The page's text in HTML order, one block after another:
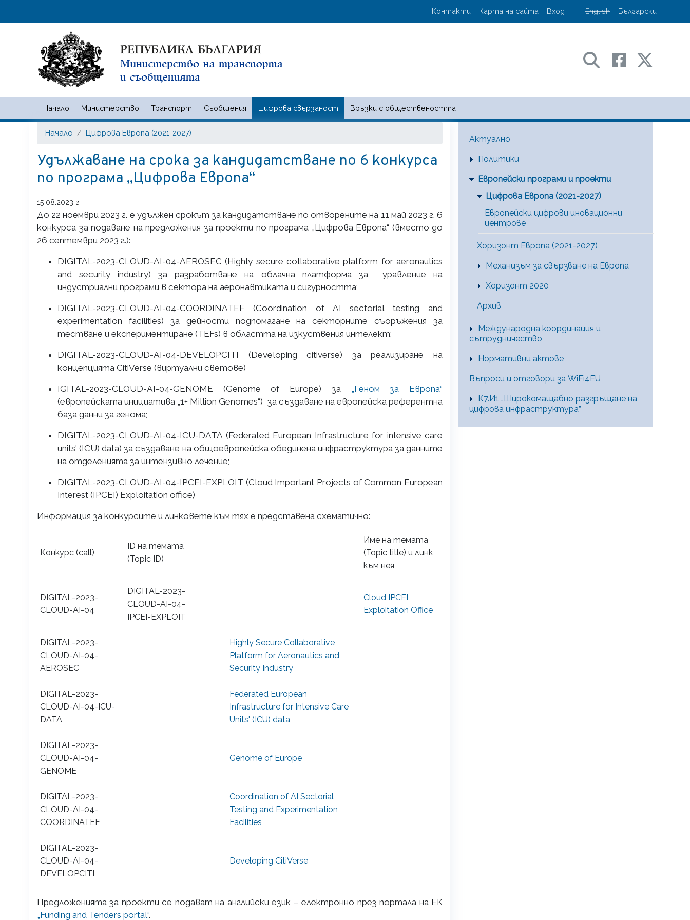
User account menu
Контакти Карта на сайта Вход English Български
Начало Министерство Транспорт Съобщения Цифрова свързаност Връзки с обществеността
Министерство на транспорта и съобщенията | Ministry of transport and communications
Начало Цифрова Европа (2021-2027)
Удължаване на срока за кандидатстване по 6 конкурса
по програма „Цифрова Европа“
15.08.2023 г.
До 22 ноември 2023 г. е удължен срокът за кандидатстване по отворените на 11 май 2023 г. 6
конкурса за подаване на предложения за проекти по програма „Цифрова Европа“ (вместо до
26 септември 2023 г.):
DIGITAL-2023-CLOUD-AI-04-AEROSEC (Highly secure collaborative platform for aeronautics
and security industry) за разработване на облачна платформа за уравление на
индустриални програми в сектора на аеронавтиката и сигурността;
DIGITAL-2023-CLOUD-AI-04-COORDINATEF (Coordination of AI sectorial testing and
experimentation facilities) за дейности подпомагане на секторните съоръжения за
тестване и експериментиране (TEFs) в областта на изкуствения интелект;
DIGITAL-2023-CLOUD-AI-04-DEVELOPCITI (Developing citiverse) за реализиране на
концепцията CitiVerse (виртуални светове)
IGITAL-2023-CLOUD-AI-04-GENOME (Genome of Europe) за „Геном за Европа“
(европейската инициатива „1+ Million Genomes“) за създаване на европейска референтна
база данни за генома;
DIGITAL-2023-CLOUD-AI-04-ICU-DATA (Federated European Infrastructure for intensive care
units' (ICU) data) за създаване на общоевропейска обединена инфраструктура за данните
на отделенията за интензивно лечение;
DIGITAL-2023-CLOUD-AI-04-IPCEI-EXPLOIT (Cloud Important Projects of Common European
Interest (IPCEI) Exploitation office)
Информация за конкурсите и линковете към тях е представена схематично:
Конкурс (call)
ID на темата
(Topic ID)
Име на темата
(Topic title) и линк
към нея
DIGITAL-2023-
CLOUD-AI-04
DIGITAL-2023-
CLOUD-AI-04-
IPCEI-EXPLOIT
Cloud IPCEI
Exploitation Office
DIGITAL-2023-
CLOUD-AI-04-
AEROSEC
Highly Secure Collaborative
Platform for Aeronautics and
Security Industry
DIGITAL-2023-
CLOUD-AI-04-ICU-
DATA
Federated European
Infrastructure for Intensive Care
Units' (ICU) data
DIGITAL-2023-
CLOUD-AI-04-
GENOME
Genome of Europe
DIGITAL-2023-
CLOUD-AI-04-
COORDINATEF
Coordination of AI Sectorial
Testing and Experimentation
Facilities
DIGITAL-2023-
CLOUD-AI-04-
DEVELOPCITI
Developing CitiVerse
Предложенията за проекти се подават на английски език – електронно през портала на ЕК
„Funding and Tenders portal“.
Main Menu [BG]
Актуално
Политики
Европейски програми и проекти
Цифрова Европа (2021-2027)
Европейски цифрови иновационни
центрове
Хоризонт Европа (2021-2027)
Механизъм за свързване на Европа
Хоризонт 2020
Архив
Международна координация и
сътрудничество
Нормативни актове
Въпроси и отговори за WiFi4EU
К7.И1 „Широкомащабно разгръщане на
цифрова инфраструктура”